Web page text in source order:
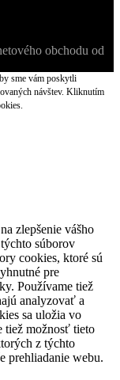
obchodu od
sme vám poskytli
návštev. Kliknutím
zlepšenie vášho
súborov
cookies, ktoré sú
pre
Používame tiež
analyzovať a
sa uložia vo
tiež možnosť tieto
z týchto
prehliadanie webu.